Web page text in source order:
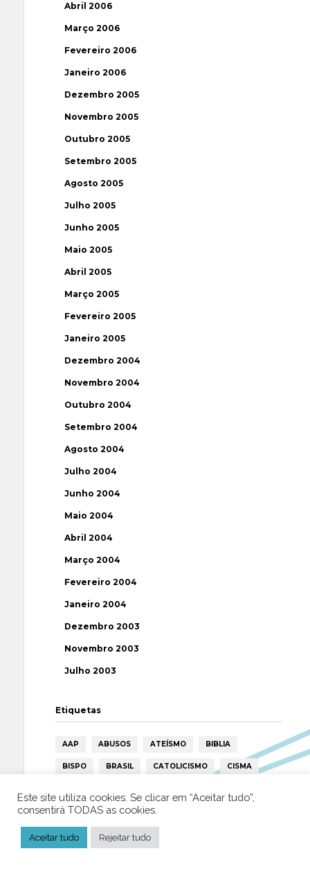
Abril 2006
Março 2006
Fevereiro 2006
Janeiro 2006
Dezembro 2005
Novembro 2005
Outubro 2005
Setembro 2005
Agosto 2005
Julho 2005
Junho 2005
Maio 2005
Abril 2005
Março 2005
Fevereiro 2005
Janeiro 2005
Dezembro 2004
Novembro 2004
Outubro 2004
Setembro 2004
Agosto 2004
Julho 2004
Junho 2004
Maio 2004
Abril 2004
Março 2004
Fevereiro 2004
Janeiro 2004
Dezembro 2003
Novembro 2003
Julho 2003
Etiquetas
AAP ABUSOS ATEÍSMO BIBLIA
BISPO BRASIL CATOLICISMO CISMA
DEUS DIREITOS HUMANOS
ESPIRITISMO ESTATÍSTICAS
Este site utiliza cookies. Se clicar em “Aceitar tudo”,
consentirá TODAS as cookies.
Aceitar tudo Rejeitar tudo